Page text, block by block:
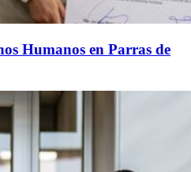
Humanos en Parras de